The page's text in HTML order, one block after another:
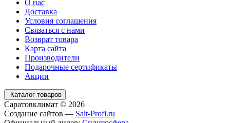
О нас
Доставка
Условия соглашения
Связаться с нами
Возврат товара
Карта сайта
Производители
Подарочные сертификаты
Акции
Каталог товаров
Саратовклимат © 2026
Создание сайтов — Sait-Profi.ru